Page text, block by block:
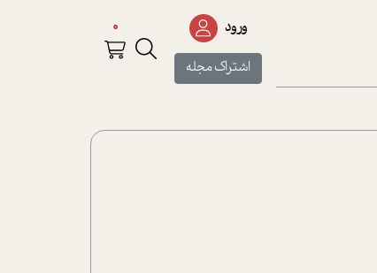
ورود
اشتراک مجله
0